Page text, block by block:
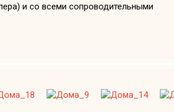
и со всеми сопроводительными